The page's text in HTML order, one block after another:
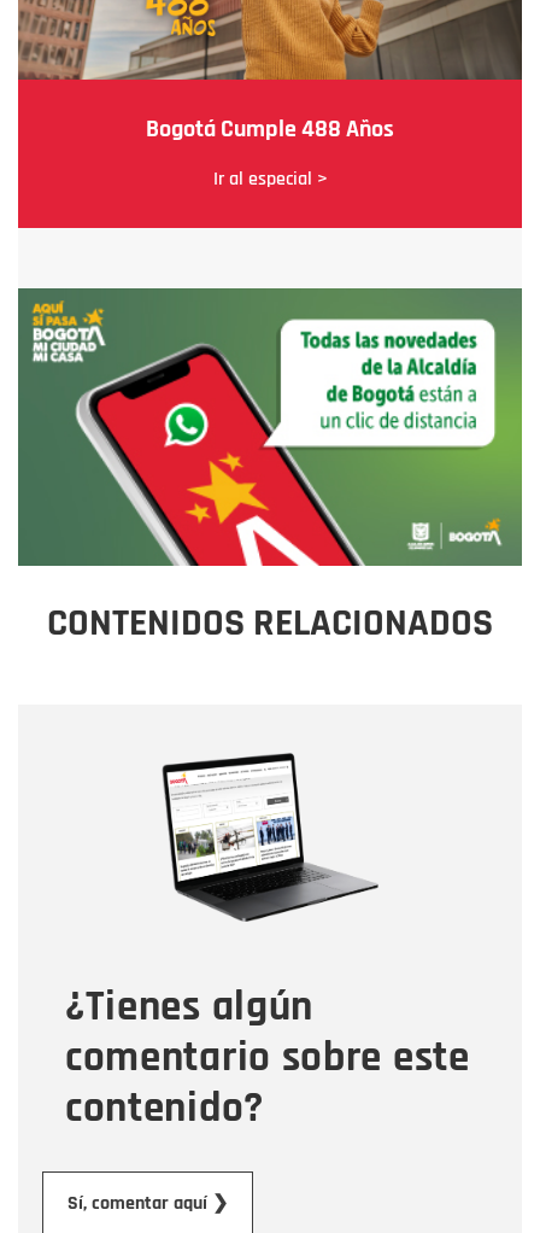
Bogotá Cumple 488 Años
Ir al especial >
CONTENIDOS RELACIONADOS
¿Tienes algún
comentario sobre este
contenido?
Sí, comentar aquí ❯
Correo electrónico
Tipo de comentario
Mensaje